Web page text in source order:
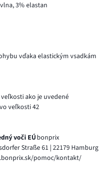
3% elastan
vďaka elastickým vsadkám
ako je uvedené
veľkosti 42
voči EÚbonprix
Straße 61 | 22179 Hamburg
pomoc/kontakt/